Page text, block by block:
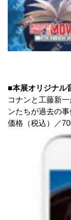
■本展オリジナル
コナンと工藤新
ンたちが過去の
価格（税込）／